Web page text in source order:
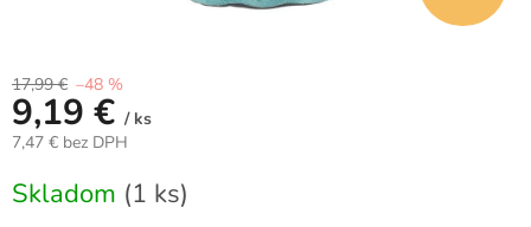
17,99 € –48 %
9,19 € / ks
7,47 € bez DPH
cena:
Skladom (1 ks)